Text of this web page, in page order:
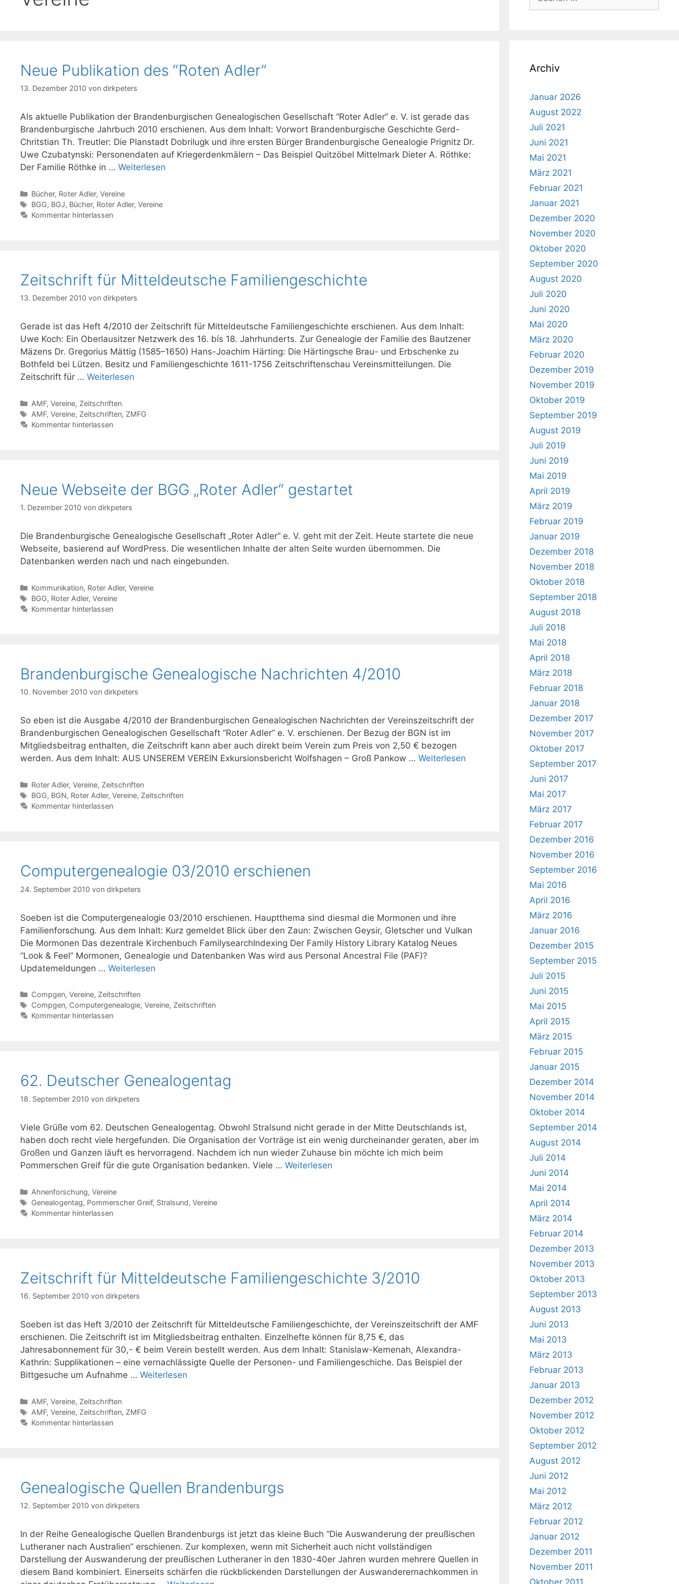
Neue Publikation des “Roten Adler”
13. Dezember 2010 von dirkpeters
Als aktuelle Publikation der Brandenburgischen Genealogischen Gesellschaft “Roter Adler” e. V. ist gerade das
Brandenburgische Jahrbuch 2010 erschienen. Aus dem Inhalt: Vorwort Brandenburgische Geschichte Gerd-
Chritstian Th. Treutler: Die Planstadt Dobrilugk und ihre ersten Bürger Brandenburgische Genealogie Prignitz Dr.
Uwe Czubatynski: Personendaten auf Kriegerdenkmälern – Das Beispiel Quitzöbel Mittelmark Dieter A. Röthke:
Der Familie Röthke in … Weiterlesen
Kategorien
Bücher, Roter Adler, Vereine
Schlagwörter
BGG, BGJ, Bücher, Roter Adler, Vereine
Kommentar hinterlassen
Zeitschrift für Mitteldeutsche Familiengeschichte
13. Dezember 2010 von dirkpeters
Gerade ist das Heft 4/2010 der Zeitschrift für Mitteldeutsche Familiengeschichte erschienen. Aus dem Inhalt:
Uwe Koch: Ein Oberlausitzer Netzwerk des 16. bís 18. Jahrhunderts. Zur Genealogie der Familie des Bautzener
Mäzens Dr. Gregorius Mättig (1585–1650) Hans-Joachim Härting: Die Härtingsche Brau- und Erbschenke zu
Bothfeld bei Lützen. Besitz und Familiengeschichte 1611-1756 Zeitschriftenschau Vereinsmitteilungen. Die
Zeitschrift für … Weiterlesen
Kategorien
AMF, Vereine, Zeitschriften
Schlagwörter
AMF, Vereine, Zeitschriften, ZMFG
Kommentar hinterlassen
Neue Webseite der BGG „Roter Adler“ gestartet
1. Dezember 2010 von dirkpeters
Die Brandenburgische Genealogische Gesellschaft „Roter Adler“ e. V. geht mit der Zeit. Heute startete die neue
Webseite, basierend auf WordPress. Die wesentlichen Inhalte der alten Seite wurden übernommen. Die
Datenbanken werden nach und nach eingebunden.
Kategorien
Kommunikation, Roter Adler, Vereine
Schlagwörter
BGG, Roter Adler, Vereine
Kommentar hinterlassen
Brandenburgische Genealogische Nachrichten 4/2010
10. November 2010 von dirkpeters
So eben ist die Ausgabe 4/2010 der Brandenburgischen Genealogischen Nachrichten der Vereinszeitschrift der
Brandenburgischen Genealogischen Gesellschaft “Roter Adler” e. V. erschienen. Der Bezug der BGN ist im
Mitgliedsbeitrag enthalten, die Zeitschrift kann aber auch direkt beim Verein zum Preis von 2,50 € bezogen
werden. Aus dem Inhalt: AUS UNSEREM VEREIN Exkursionsbericht Wolfshagen – Groß Pankow … Weiterlesen
Kategorien
Roter Adler, Vereine, Zeitschriften
Schlagwörter
BGG, BGN, Roter Adler, Vereine, Zeitschriften
Kommentar hinterlassen
Computergenealogie 03/2010 erschienen
24. September 2010 von dirkpeters
Soeben ist die Computergenealogie 03/2010 erschienen. Hauptthema sind diesmal die Mormonen und ihre
Familienforschung. Aus dem Inhalt: Kurz gemeldet Blick über den Zaun: Zwischen Geysir, Gletscher und Vulkan
Die Mormonen Das dezentrale Kirchenbuch FamilysearchIndexing Der Family History Library Katalog Neues
“Look & Feel” Mormonen, Genealogie und Datenbanken Was wird aus Personal Ancestral File (PAF)?
Updatemeldungen … Weiterlesen
Kategorien
Compgen, Vereine, Zeitschriften
Schlagwörter
Compgen, Computergenealogie, Vereine, Zeitschriften
Kommentar hinterlassen
62. Deutscher Genealogentag
18. September 2010 von dirkpeters
Viele Grüße vom 62. Deutschen Genealogentag. Obwohl Stralsund nicht gerade in der Mitte Deutschlands ist,
haben doch recht viele hergefunden. Die Organisation der Vorträge ist ein wenig durcheinander geraten, aber im
Großen und Ganzen läuft es hervorragend. Nachdem ich nun wieder Zuhause bin möchte ich mich beim
Pommerschen Greif für die gute Organisation bedanken. Viele … Weiterlesen
Kategorien
Ahnenforschung, Vereine
Schlagwörter
Genealogentag, Pommerscher Greif, Stralsund, Vereine
Kommentar hinterlassen
Zeitschrift für Mitteldeutsche Familiengeschichte 3/2010
16. September 2010 von dirkpeters
Soeben ist das Heft 3/2010 der Zeitschrift für Mitteldeutsche Familiengeschichte, der Vereinszeitschrift der AMF
erschienen. Die Zeitschrift ist im Mitgliedsbeitrag enthalten. Einzelhefte können für 8,75 €, das
Jahresabonnement für 30,- € beim Verein bestellt werden. Aus dem Inhalt: Stanislaw-Kemenah, Alexandra-
Kathrin: Supplikationen – eine vernachlässigte Quelle der Personen- und Familiengeschiche. Das Beispiel der
Bittgesuche um Aufnahme … Weiterlesen
Kategorien
AMF, Vereine, Zeitschriften
Schlagwörter
AMF, Vereine, Zeitschriften, ZMFG
Kommentar hinterlassen
Genealogische Quellen Brandenburgs
12. September 2010 von dirkpeters
In der Reihe Genealogische Quellen Brandenburgs ist jetzt das kleine Buch “Die Auswanderung der preußischen
Lutheraner nach Australien” erschienen. Zur komplexen, wenn mit Sicherheit auch nicht vollständigen
Darstellung der Auswanderung der preußischen Lutheraner in den 1830-40er Jahren wurden mehrere Quellen in
diesem Band kombiniert. Einerseits schärfen die rückblickenden Darstellungen der Auswanderernachkommen in
nach:
Archiv
Januar 2026
August 2022
Juli 2021
Juni 2021
Mai 2021
März 2021
Februar 2021
Januar 2021
Dezember 2020
November 2020
Oktober 2020
September 2020
August 2020
Juli 2020
Juni 2020
Mai 2020
März 2020
Februar 2020
Dezember 2019
November 2019
Oktober 2019
September 2019
August 2019
Juli 2019
Juni 2019
Mai 2019
April 2019
März 2019
Februar 2019
Januar 2019
Dezember 2018
November 2018
Oktober 2018
September 2018
August 2018
Juli 2018
Mai 2018
April 2018
März 2018
Februar 2018
Januar 2018
Dezember 2017
November 2017
Oktober 2017
September 2017
Juni 2017
Mai 2017
März 2017
Februar 2017
Dezember 2016
November 2016
September 2016
Mai 2016
April 2016
März 2016
Januar 2016
Dezember 2015
September 2015
Juli 2015
Juni 2015
Mai 2015
April 2015
März 2015
Februar 2015
Januar 2015
Dezember 2014
November 2014
Oktober 2014
September 2014
August 2014
Juli 2014
Juni 2014
Mai 2014
April 2014
März 2014
Februar 2014
Dezember 2013
November 2013
Oktober 2013
September 2013
August 2013
Juni 2013
Mai 2013
März 2013
Februar 2013
Januar 2013
Dezember 2012
November 2012
Oktober 2012
September 2012
August 2012
Juni 2012
Mai 2012
März 2012
Februar 2012
Januar 2012
Dezember 2011
November 2011
Oktober 2011